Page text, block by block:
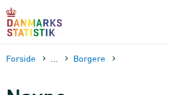
sidens
Forside Borgere